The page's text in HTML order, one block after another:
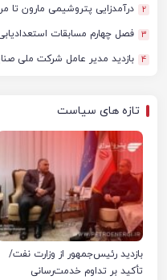
2 درآمدزایی پتروشیمی مارون تا مرز ۵
3 فصل چهارم مسابقات
4 بازدید مدیر عامل شرکت ملی
تازه های سیاست
بازدید رئیس‌جمهور از وزارت نفت/
تأکید بر تداوم خدمت‌رسانی